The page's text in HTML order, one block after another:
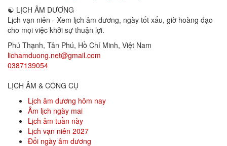
☯ LỊCH ÂM DƯƠNG
Lịch vạn niên - Xem lịch âm dương, ngày tốt xấu, giờ hoàng đạo
cho mọi việc khởi sự thuận lợi.
Phú Thạnh, Tân Phú, Hồ Chí Minh, Việt Nam
lichamduong.net@gmail.com
0387139054
LỊCH ÂM & CÔNG CỤ
Lịch âm dương hôm nay
Âm lịch ngày mai
Lịch âm tuần này
Lịch vạn niên 2027
Đổi ngày âm dương